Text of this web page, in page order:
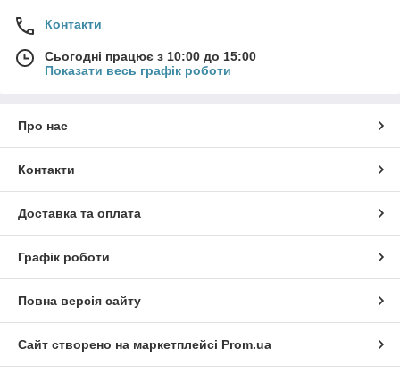
Контакти
Сьогодні працює з 10:00 до 15:00
Показати весь графік роботи
Про нас
Контакти
Доставка та оплата
Графік роботи
Повна версія сайту
Сайт створено на маркетплейсі Prom.ua